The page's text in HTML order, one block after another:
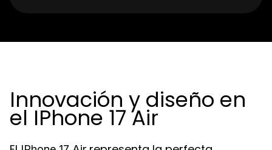
Innovación y diseño en
el IPhone 17 Air